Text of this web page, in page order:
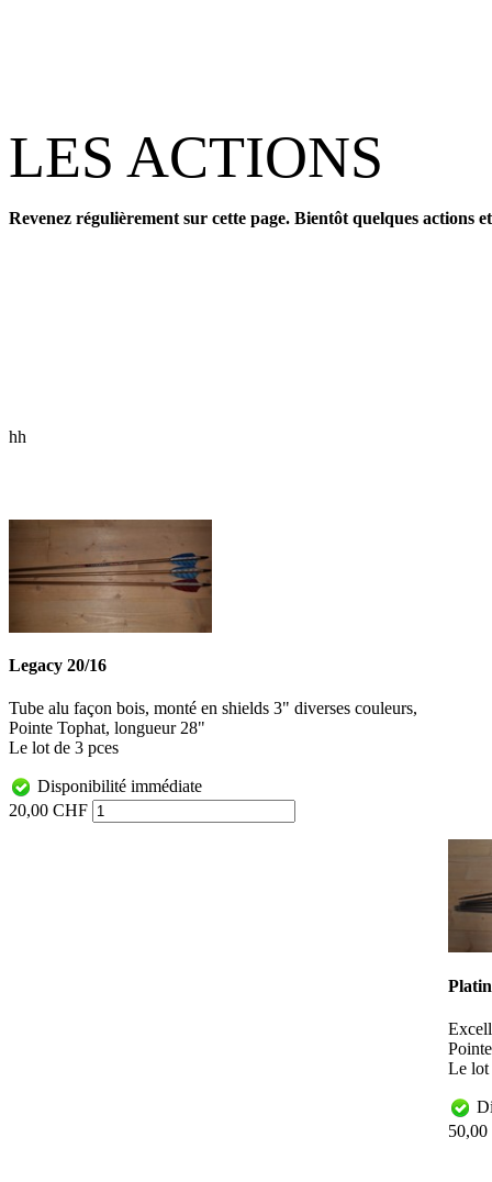
LES ACTIONS
Revenez régulièrement sur cette page. Bientôt quelques actions
hh
Legacy 20/16
Tube alu façon bois, monté en shields 3" diverses couleurs,
Pointe Tophat, longueur 28"
Le lot de 3 pces
Disponibilité immédiate
20,00 CHF
Le lot